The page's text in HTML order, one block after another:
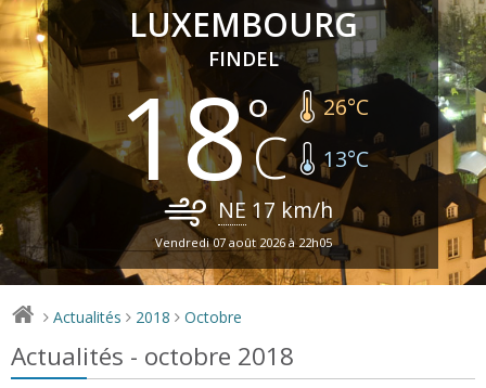
LUXEMBOURG
FINDEL
18 26°C
13°C
NE 17 km/h
Vendredi 07 août 2026 à 22h05
> Actualités > 2018 > Octobre
Actualités - octobre 2018